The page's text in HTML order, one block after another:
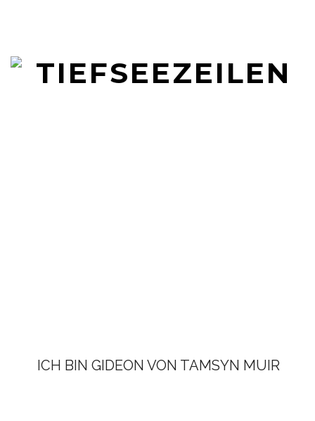
ICH BIN GIDEON VON TAMSYN MUIR